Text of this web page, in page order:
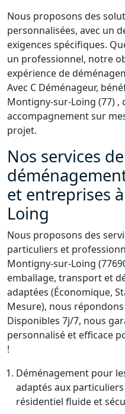
Nous proposons des
personnalisées, avec un
exigences spécifiques.
un professionnel, notre
expérience de
Avec C Déménageur,
Montigny-sur-Loing (77) ,
accompagnement sur
projet.
Nos services de
et entreprises
Loing
Nous proposons des
particuliers et
Montigny-sur-Loing
emballage, transport et
adaptées (Économique,
Mesure), nous
Disponibles 7j/7, nous
personnalisé et efficace
!
Déménagement pour
adaptés aux
résidentiel fluide et